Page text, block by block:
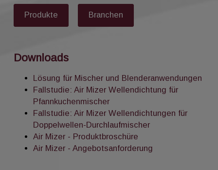
Produkte Branchen
Downloads
Lösung für Mischer und Blenderanwendungen
Fallstudie: Air Mizer Wellendichtung für
Pfannkuchenmischer
Fallstudie: Air Mizer Wellendichtungen für
Doppelwellen-Durchlaufmischer
Air Mizer - Produktbroschüre
Air Mizer - Angebotsanforderung